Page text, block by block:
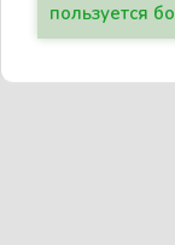
пользуется